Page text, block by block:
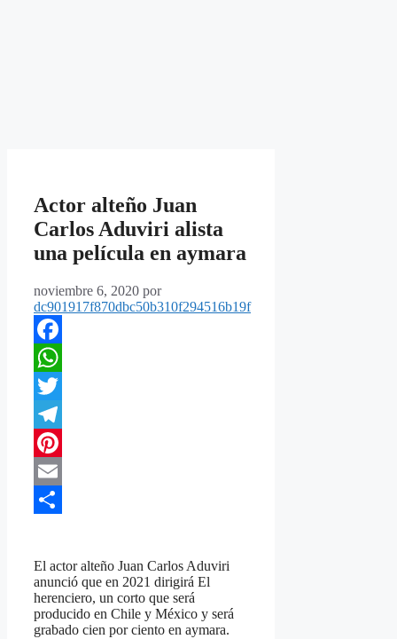
Actor alteño Juan
Carlos Aduviri alista
una película en aymara
noviembre 6, 2020 por
dc901917f870dbc50b310f294516b19f
Facebook
WhatsApp
Twitter
Telegram
Pinterest
Email
El actor alteño Juan Carlos Aduviri
anunció que en 2021 dirigirá El
herenciero, un corto que será
producido en Chile y México y será
grabado cien por ciento en aymara.